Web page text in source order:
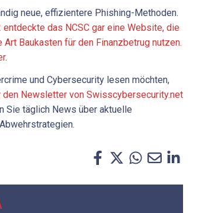
neue, effizientere Phishing-Methoden.
das NCSC gar eine Website, die
Baukasten für den Finanzbetrug nutzen.
.
und Cybersecurity lesen möchten,
Newsletter von Swisscybersecurity.net
Sie täglich News über aktuelle